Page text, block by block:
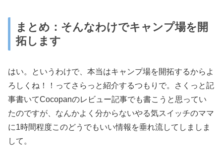
まとめ：そんなわけでキャンプ場を開
拓します
はい。というわけで、本当はキャンプ場を開拓するからよ
ろしくね！！ってさらっと紹介するつもりで。さくっと記
事書いてCocopanのレビュー記事でも書こうと思ってい
たのですが、なんかよく分からないやる気スイッチのママ
に1時間程度このどうでもいい情報を垂れ流してしましま
して。